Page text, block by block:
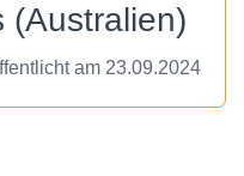
(Australien)
am 23.09.2024